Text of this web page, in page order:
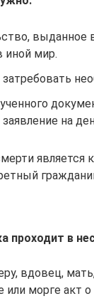
выданное
иной мир.
заявление на
проходит в
вдовец,
морге акт о